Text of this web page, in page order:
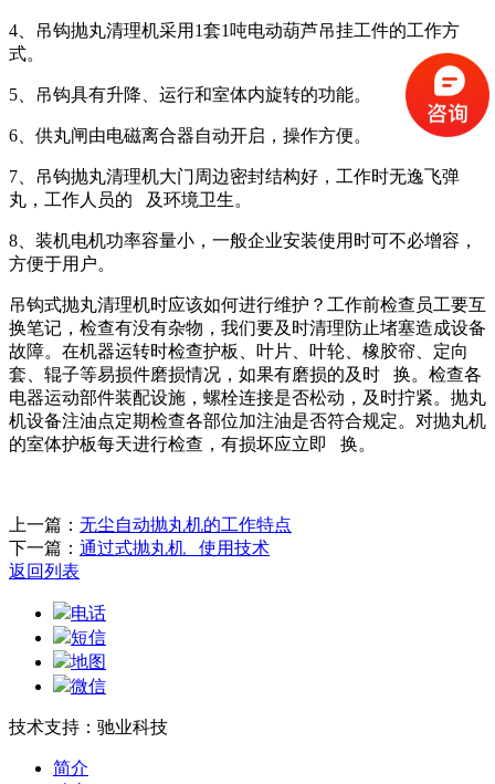
4、吊钩抛丸清理机采用1套1吨电动葫芦吊挂工件的工作方
式。
5、吊钩具有升降、运行和室体内旋转的功能。
6、供丸闸由电磁离合器自动开启，操作方便。
7、吊钩抛丸清理机大门周边密封结构好，工作时无逸飞弹
丸，工作人员的 及环境卫生。
8、装机电机功率容量小，一般企业安装使用时可不必增容，
方便于用户。
吊钩式抛丸清理机时应该如何进行维护？工作前检查员工要互
换笔记，检查有没有杂物，我们要及时清理防止堵塞造成设备
故障。在机器运转时检查护板、叶片、叶轮、橡胶帘、定向
套、辊子等易损件磨损情况，如果有磨损的及时 换。检查各
电器运动部件装配设施，螺栓连接是否松动，及时拧紧。抛丸
机设备注油点定期检查各部位加注油是否符合规定。对抛丸机
的室体护板每天进行检查，有损坏应立即 换。
上一篇： 无尘自动抛丸机的工作特点
下一篇： 通过式抛丸机 使用技术
返回列表
电话
短信
地图
微信
技术支持：驰业科技
简介